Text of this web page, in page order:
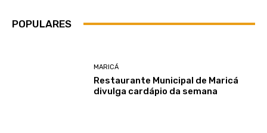
POPULARES
MARICÁ
Restaurante Municipal de Maricá
divulga cardápio da semana